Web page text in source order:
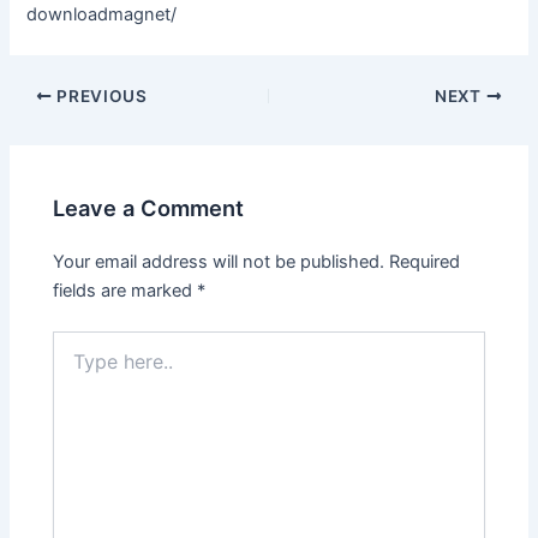
downloadmagnet/
PREVIOUS NEXT
Leave a Comment
Your email address will not be published. Required
fields are marked *
here..